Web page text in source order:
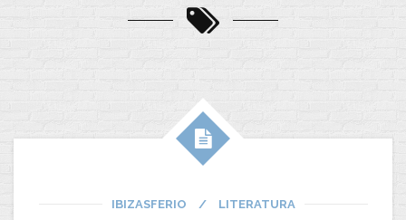
IBIZASFERIO / LITERATURA